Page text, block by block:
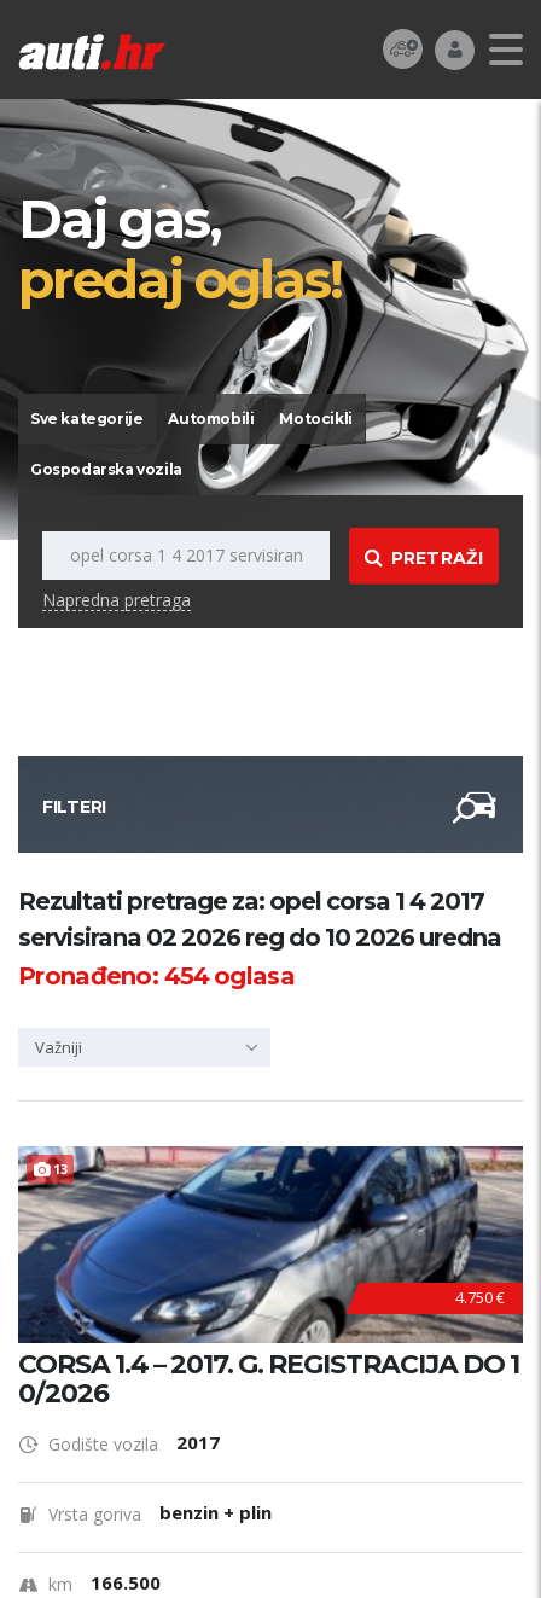
Daj gas,
predaj oglas!
Sve kategorije Automobili Motocikli
Gospodarska vozila
PRETRAŽI
Napredna pretraga
FILTERI
Kategorija
Županija
Rezultati pretrage za: opel corsa 1 4 2017
servisirana 02 2026 reg do 10 2026 uredna
Pronađeno:454oglasa
Važniji
13 POVOLJNO !
4.750 €
CORSA 1.4 – 2017. G. REGISTRACIJA DO 1
0/2026
Godište vozila 2017
Vrsta goriva benzin + plin
km 166.500